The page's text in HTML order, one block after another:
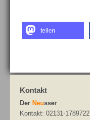
teilen
Kontakt
Der Neusser
Kontakt: 02131-1789722